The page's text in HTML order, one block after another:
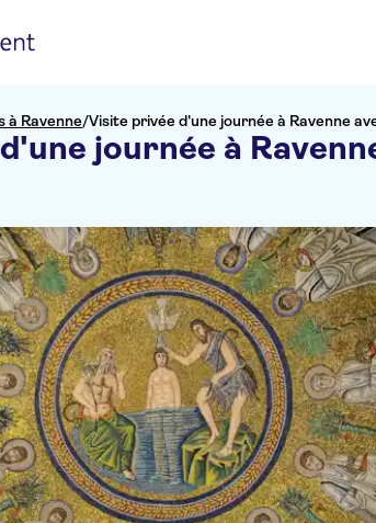
à Ravenne/Visite privée d'une journée à Ravenne
journée à